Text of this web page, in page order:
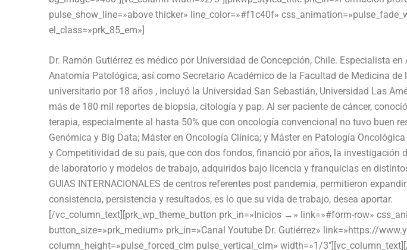
pulse_show_line=»above thicker» line_color=»#f1c40f»
el_class=»prk_85_em»]
Dr. Ramón Gutiérrez es médico por Universidad de Concepción, Chile. Especialista
Anatomía Patológica, así como Secretario Académico de la Facultad de Medicina
universitario por 18 años , incluyó la Universidad San Sebastián, Universidad Las
más de 180 mil reportes de biopsia, citología y pap. Al ser paciente de cáncer,
terapia, especialmente al hasta 50% que con oncología convencional no tuvo buen
Genómica y Big Data; Máster en Oncología Clínica; y Máster en Patología
y Competitividad de su país, que con dos fondos, financió por años, la
de laboratorio y modelos de trabajo, adquiridos bajo licencia y franquicias en
GUIAS INTERNACIONALES de centros referentes post pandemia, permitieron
consistencia, persistencia y resultados, es lo que su vida de trabajo, desea aportar.
[/vc_column_text][prk_wp_theme_button prk_in=»Inicios →» link=»#form-row»
button_size=»prk_medium» prk_in=»Canal Youtube Dr. Gutiérrez» link=»https://
column_height=»pulse_forced_clm pulse_vertical_clm» width=»1/